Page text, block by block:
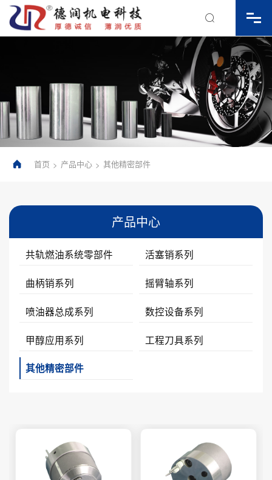

 首页 > 产品中心 > 其他精密部件
产品中心
共轨燃油系统零部件 活塞销系列
曲柄销系列 摇臂轴系列
喷油器总成系列 数控设备系列
甲醇应用系列 工程刀具系列
其他精密部件